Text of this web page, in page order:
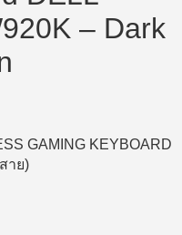
– Dark
GAMING KEYBOARD
าย)